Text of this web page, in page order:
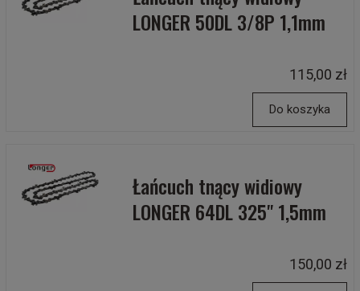
LONGER 50DL 3/8P 1,1mm
115,00 zł
Do koszyka
Łańcuch tnący widiowy
LONGER 64DL 325" 1,5mm
150,00 zł